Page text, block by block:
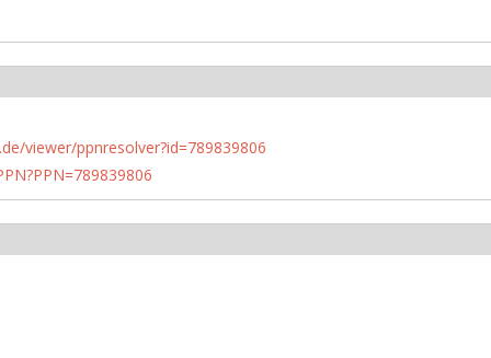
viewer/ppnresolver?id=789839806